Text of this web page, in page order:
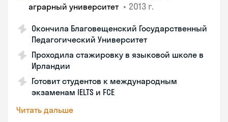
аграрный университет • 2013 г.
Окончила Благовещенский Государственный
Педагогический Университет
Проходила стажировку в языковой школе в
Ирландии
Готовит студентов к международным
экзаменам IELTS и FCE
Читать дальше